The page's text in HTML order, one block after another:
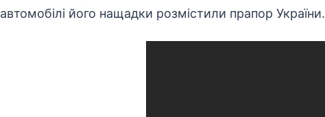
автомобілі його нащадки розмістили прапор України.